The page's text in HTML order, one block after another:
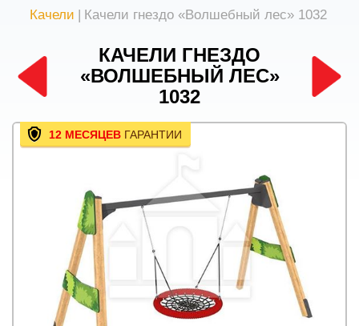
Качели | Качели гнездо «Волшебный лес» 1032
КАЧЕЛИ ГНЕЗДО
«ВОЛШЕБНЫЙ ЛЕС»
1032
12 МЕСЯЦЕВ ГАРАНТИИ